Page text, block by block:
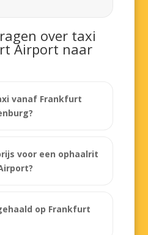
over taxi
Airport naar
vanaf Frankfurt
voor een ophaalrit
op Frankfurt